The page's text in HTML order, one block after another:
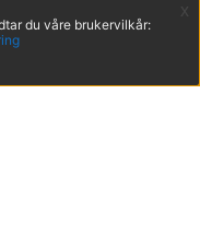
du våre brukervilkår:
x